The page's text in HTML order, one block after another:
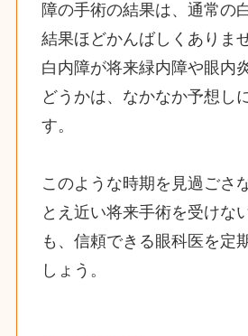
障の手術の結果は、通常の
結果ほどかんばしくありま
白内障が将来緑内障や眼内
どうかは、なかなか予想し
す。
このような時期を見過ごさ
とえ近い将来手術を受けな
も、信頼できる眼科医を定
しょう。